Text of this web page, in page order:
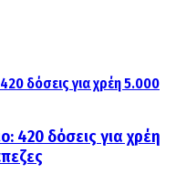
420 δόσεις για χρέη